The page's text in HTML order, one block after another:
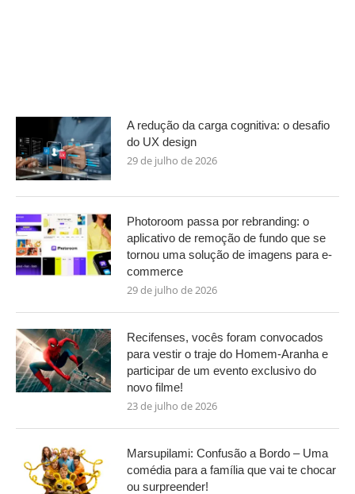
A redução da carga cognitiva: o desafio
do UX design
29 de julho de 2026
Photoroom passa por rebranding: o
aplicativo de remoção de fundo que se
tornou uma solução de imagens para e-
commerce
29 de julho de 2026
Recifenses, vocês foram convocados
para vestir o traje do Homem-Aranha e
participar de um evento exclusivo do
novo filme!
23 de julho de 2026
Marsupilami: Confusão a Bordo – Uma
comédia para a família que vai te chocar
ou surpreender!